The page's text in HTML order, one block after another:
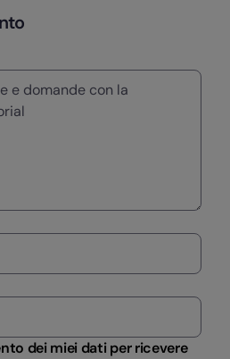
dei miei dati per ricevere